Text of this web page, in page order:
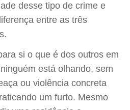
desse tipo de crime e
entre as três
si o que é dos outros em
está olhando, sem
ou violência concreta
um furto. Mesmo